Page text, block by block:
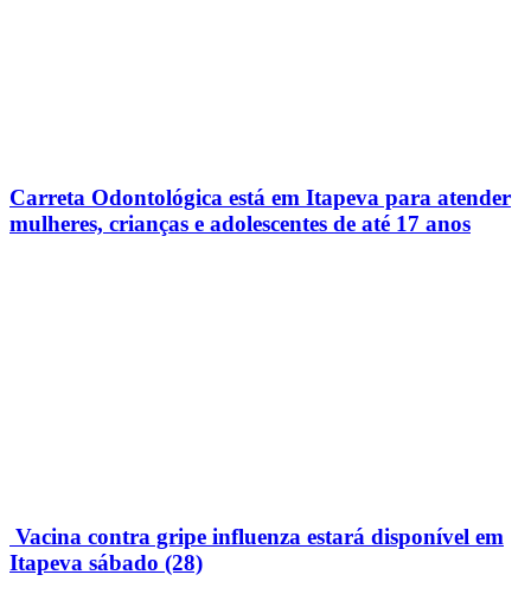
Carreta Odontológica está em Itapeva para atender
mulheres, crianças e adolescentes de até 17 anos
Vacina contra gripe influenza estará disponível em
Itapeva sábado (28)